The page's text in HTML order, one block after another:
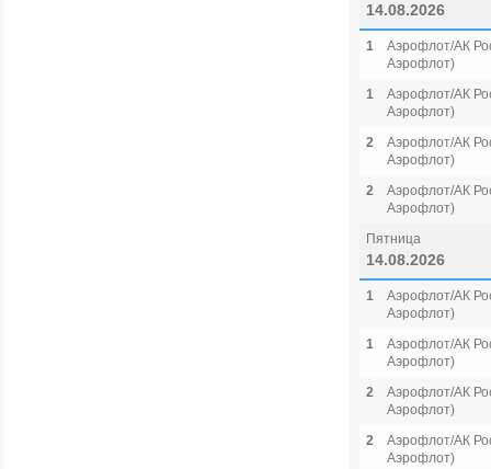
14.08.2026
1
Аэрофлот/АК
Аэрофлот)
1
Аэрофлот/АК
Аэрофлот)
2
Аэрофлот/АК
Аэрофлот)
2
Аэрофлот/АК
Аэрофлот)
Пятница
14.08.2026
1
Аэрофлот/АК
Аэрофлот)
1
Аэрофлот/АК
Аэрофлот)
2
Аэрофлот/АК
Аэрофлот)
2
Аэрофлот/АК
Аэрофлот)